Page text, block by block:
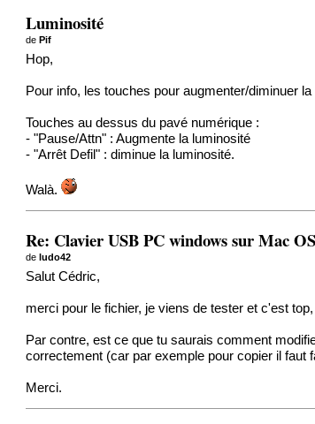
Luminosité
dePif
Hop,
Pour info, les touches pour augmenter/diminuer
Touches au dessus du pavé numérique :
- "Pause/Attn" : Augmente la luminosité
- "Arrêt Defil" : diminue la luminosité.
Walà.
Re: Clavier USB PC windows sur Mac
deludo42
Salut Cédric,
merci pour le fichier, je viens de tester et c'est
Par contre, est ce que tu saurais comment
correctement (car par exemple pour copier il faut
Merci.